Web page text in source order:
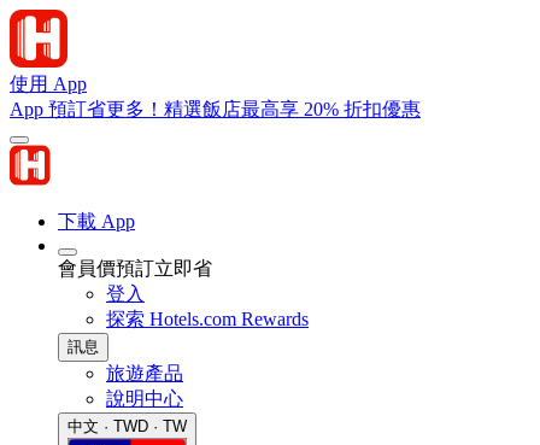
使用 App
App 預訂省更多！精選飯店最高享 20% 折扣優惠
下載 App
會員價預訂立即省
登入
探索 Hotels.com Rewards
訊息
旅遊產品
說明中心
中文 · TWD · TW